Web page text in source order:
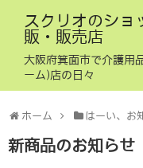
スクリオのシ
販・販売店
大阪府箕面市で介護用
ーム)店の日々
ホーム はーい、お
新商品のお知らせ